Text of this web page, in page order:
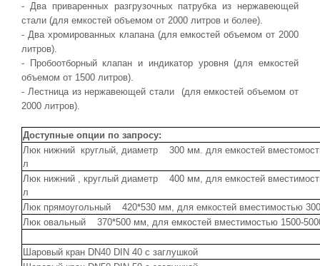
- Два приваренных разгрузочных патрубка из нержавеющей
стали (для емкостей объемом от 2000 литров и более).
- Два хромированных клапана (для емкостей объемом от 2000
литров).
- Пробоотборный клапан и индикатор уровня (для емкостей
объемом от 1500 литров).
- Лестница из нержавеющей стали (для емкостей объемом от
2000 литров).
Доступные опции по запросу:
Люк нижний круглый, диаметр 300 мм. для емкостей
л
Люк нижний , круглый диаметр 400 мм, для емкостей
л
Люк прямоугольный 420*530 мм, для емкостей вместимостью
Люк овальный 370*500 мм, для емкостей вместимостью 1500-
Шаровый кран DN40 DIN 40 с заглушкой